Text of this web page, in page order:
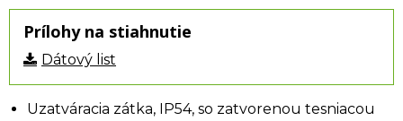
Prílohy na stiahnutie
Dátový list
Uzatváracia zátka, IP54, so zatvorenou tesniacou